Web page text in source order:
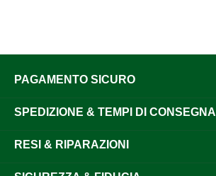
PAGAMENTO SICURO
SPEDIZIONE & TEMPI DI CONSEGNA
RESI & RIPARAZIONI